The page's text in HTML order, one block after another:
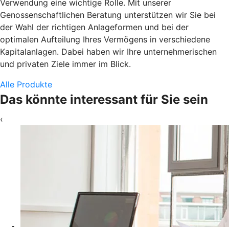
Verwendung eine wichtige Rolle. Mit unserer
Genossenschaftlichen Beratung unterstützen wir Sie bei
der Wahl der richtigen Anlageformen und bei der
optimalen Aufteilung Ihres Vermögens in verschiedene
Kapitalanlagen. Dabei haben wir Ihre unternehmerischen
und privaten Ziele immer im Blick.
Alle Produkte
Das könnte interessant für Sie sein
‹